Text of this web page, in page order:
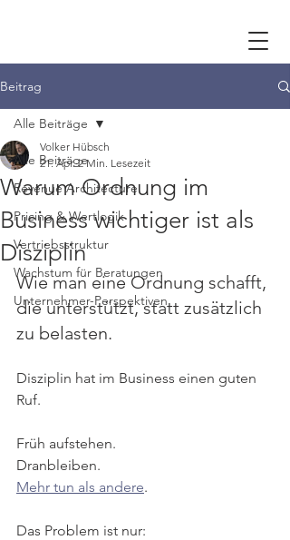
Beitrag
Alle Beiträge
Revenue Architecture
Pricing & Wertlogik
Vertriebsstruktur
Wachstum für Beratungen
Unternehmer-Perspektiven
Alle Beiträge
Warum Ordnung im
Business wichtiger ist als
Disziplin
Volker Hübsch
21. Apr. 2 Min. Lesezeit
Wie man eine Ordnung schafft,
die unterstützt, statt zusätzlich
zu belasten.
Disziplin hat im Business einen guten
Ruf.
Früh aufstehen.
Dranbleiben.
Mehr tun als andere.
Das Problem ist nur: